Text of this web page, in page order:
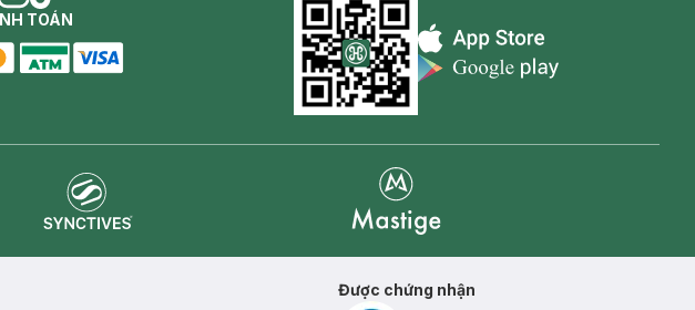
tiktok
TOÁN
Appstore icon
Được chứng nhận